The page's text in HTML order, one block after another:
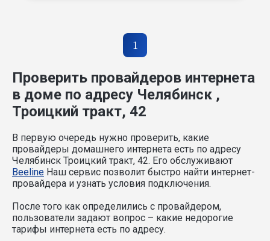
1
Проверить провайдеров интернета
в доме по адресу Челябинск ,
Троицкий тракт, 42
В первую очередь нужно проверить, какие
провайдеры домашнего интернета есть по адресу
Челябинск Троицкий тракт, 42. Его обслуживают
Beeline Наш сервис позволит быстро найти интернет-
провайдера и узнать условия подключения.
После того как определились с провайдером,
пользователи задают вопрос – какие недорогие
тарифы интернета есть по адресу.